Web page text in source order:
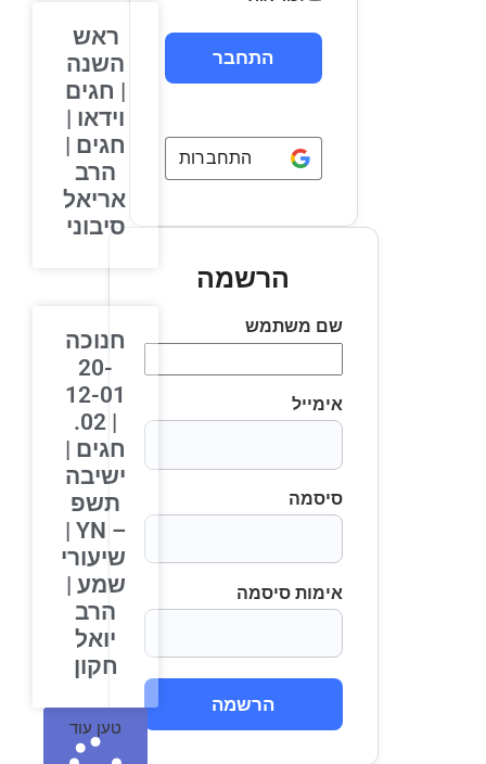
התחברות באמצעותGoogle
הרשמה
שם משתמש
אימייל
סיסמה
אימות סיסמה
הרשמה
ראש
השנה
| חגים
וידאו |
חגים |
הרב
אריאל
סיבוני
חנוכה
20-
12-01
| 02.
חגים |
ישיבה
תשפ
– YN |
שיעורי
שמע |
הרב
יואל
חקון
טען עוד